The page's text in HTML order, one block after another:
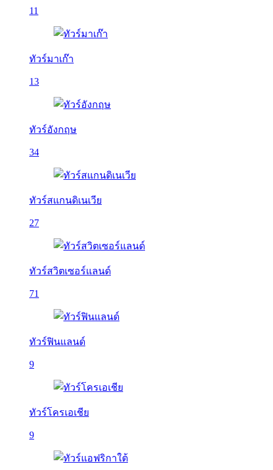
11
ทัวร์มาเก๊า
13
ทัวร์อังกฤษ
34
ทัวร์สแกนดิเนเวีย
27
ทัวร์สวิตเซอร์แลนด์
71
ทัวร์ฟินแลนด์
9
ทัวร์โครเอเชีย
9